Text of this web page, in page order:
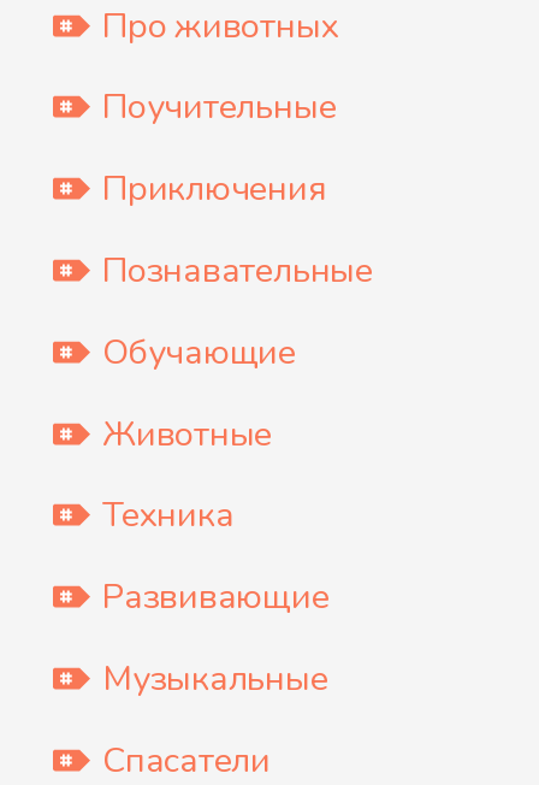
Про животных
Поучительные
Приключения
Познавательные
Обучающие
Животные
Техника
Развивающие
Музыкальные
Спасатели